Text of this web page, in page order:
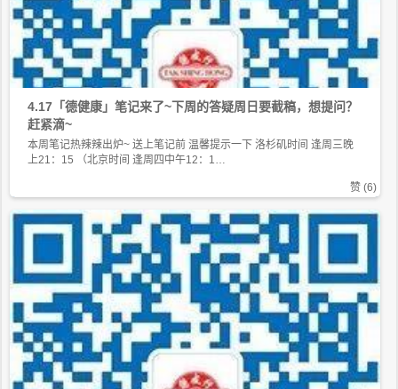
4.17「德健康」笔记来了~下周的答疑周日要截稿，想提问？
赶紧滴~
本周笔记热辣辣出炉~ 送上笔记前 温馨提示一下 洛杉矶时间 逢周三晚
上21：15 （北京时间 逢周四中午12：1…
赞 (6)